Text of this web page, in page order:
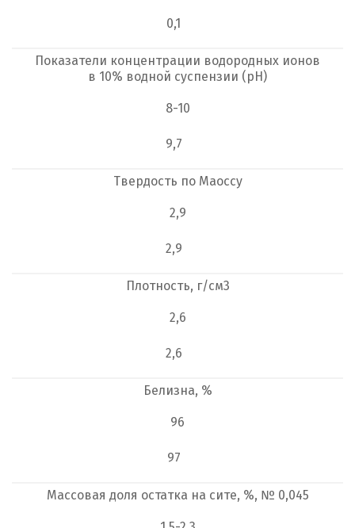
0,1
Показатели концентрации водородных ионов
в 10% водной суспензии (pH)
8-10
9,7
Твердость по Маоссу
2,9
2,9
Плотность, г/см3
2,6
2,6
Белизна, %
96
97
Массовая доля остатка на сите, %, № 0,045